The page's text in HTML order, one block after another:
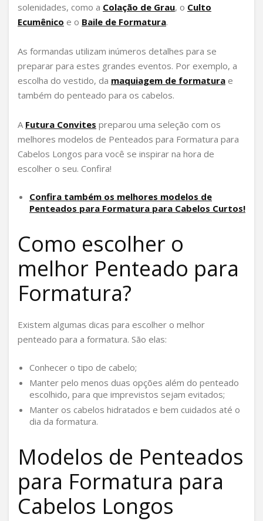
solenidades, como a Colação de Grau, o Culto
Ecumênico e o Baile de Formatura.
As formandas utilizam inúmeros detalhes para se
preparar para estes grandes eventos. Por exemplo, a
escolha do vestido, da maquiagem de formatura e
também do penteado para os cabelos.
A Futura Convites preparou uma seleção com os
melhores modelos de Penteados para Formatura para
Cabelos Longos para você se inspirar na hora de
escolher o seu. Confira!
Confira também os melhores modelos de
Penteados para Formatura para Cabelos Curtos!
Como escolher o
melhor Penteado para
Formatura?
Existem algumas dicas para escolher o melhor
penteado para a formatura. São elas:
Conhecer o tipo de cabelo;
Manter pelo menos duas opções além do penteado
escolhido, para que imprevistos sejam evitados;
Manter os cabelos hidratados e bem cuidados até o
dia da formatura.
Modelos de Penteados
para Formatura para
Cabelos Longos